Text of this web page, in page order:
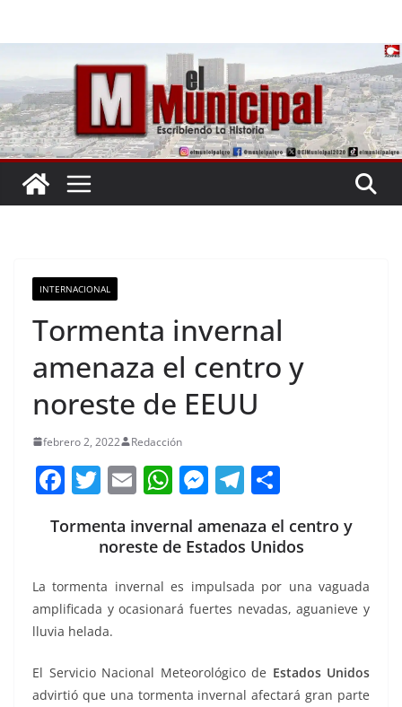
INTERNACIONAL
Tormenta invernal
amenaza el centro y
noreste de EEUU
febrero 2, 2022 Redacción
F
c
b
o
k
T
itt
er
E
ai
l
W
at
s
A
p
M
ss
e
n
g
T
e
gr
a
m
m
p
ar
tir
Tormenta invernal amenaza el centro y
noreste de Estados Unidos
La tormenta invernal es impulsada por una vaguada
amplificada y ocasionará fuertes nevadas, aguanieve y
lluvia helada.
El Servicio Nacional Meteorológico de Estados Unidos
advirtió que una tormenta invernal afectará gran parte